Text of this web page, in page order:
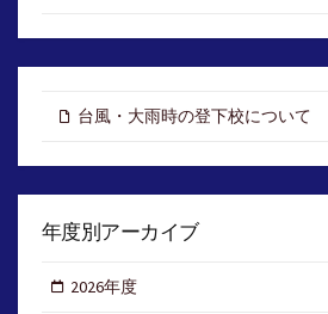
台風・大雨時の登下校について
年度別アーカイブ
2026年度